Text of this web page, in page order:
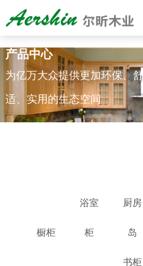
产品中心
为亿万大众提供更加环保、舒
适、实用的生态空间
橱柜
浴室
柜
厨房
岛
书柜